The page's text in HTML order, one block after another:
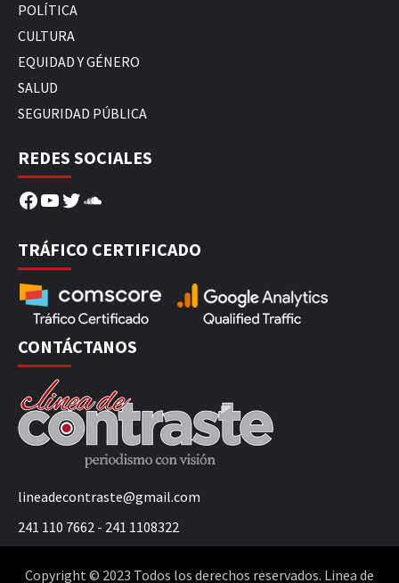
POLÍTICA
CULTURA
EQUIDAD Y GÉNERO
SALUD
SEGURIDAD PÚBLICA
REDES SOCIALES
Facebook
YouTube
Twitter
SoundCloud
TRÁFICO CERTIFICADO
CONTÁCTANOS
lineadecontraste@gmail.com
241 110 7662 - 241 1108322
Copyright © 2023 Todos los derechos reservados. Linea de